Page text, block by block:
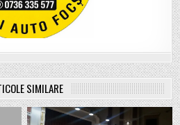
SIMILARE